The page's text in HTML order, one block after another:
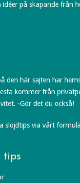
idéer på skapande från
den här sajten har
kommer från
-Gör det du också!
slöjdtips via vårt
tips